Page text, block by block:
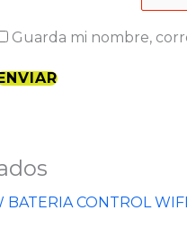
Guarda mi nombre,